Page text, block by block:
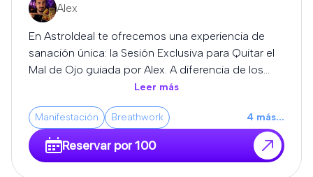
Alex
En AstroIdeal te ofrecemos una experiencia de
sanación única: la Sesión Exclusiva para Quitar el
Mal de Ojo guiada por Alex. A diferencia de los
métodos estandarizados, Alex trabaja desde la
canalización pura y la transmutación de alta
frecuencia, adaptando cada sesión a la carga
exacta que sostiene tu campo áurico.
Leer más
Manifestación Breathwork 4 más...
Reservar por 100